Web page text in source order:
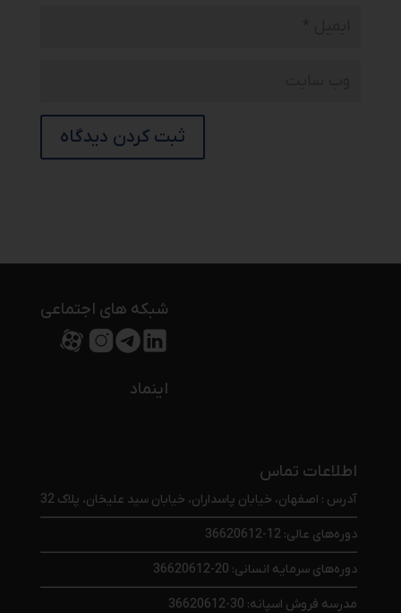
شبکه های اجتماعی
اینماد
اطلاعات تماس
آدرس : اصفهان، خیابان پاسداران، خیابان سید علیخان، پلاک 32
دوره‌های عالی: 12-36620612
دوره‌های سرمایه انسانی: 20-36620612
مدرسه فروش اسپانه: 30-36620612